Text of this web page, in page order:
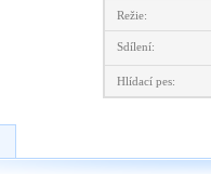
Režie:
Sdílení:
Hlídací pes: